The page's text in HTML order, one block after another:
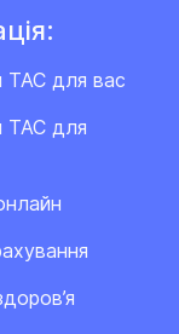
ТАС для вас
ТАС для